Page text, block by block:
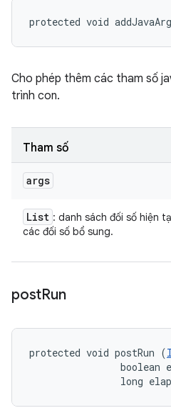
protected void
Cho phép thêm các tham số
trình con.
Tham số
args
List : danh sách đối số hiện
các đối số bổ sung.
postRun
protected void postRun (
boolean
long